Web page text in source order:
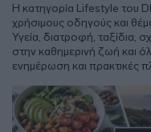
Η κατηγορία Lifestyle του
χρήσιμους οδηγούς και
Υγεία, διατροφή, ταξίδια,
στην καθημερινή ζωή και
ενημέρωση και πρακτικές